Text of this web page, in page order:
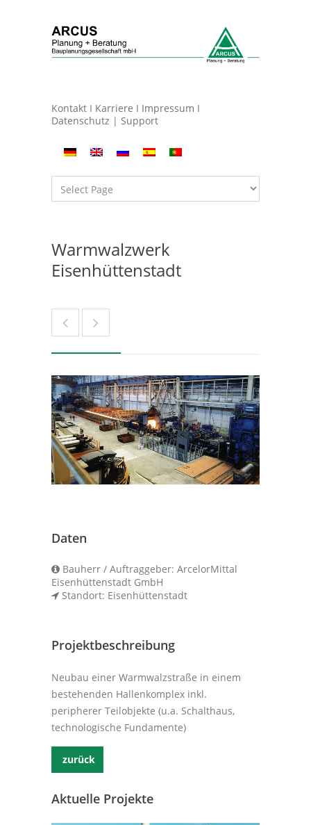
Kontakt I Karriere I Impressum I
Datenschutz | Support
Warmwalzwerk
Eisenhüttenstadt
Daten
Bauherr / Auftraggeber: ArcelorMittal
Eisenhüttenstadt GmbH
Standort: Eisenhüttenstadt
Projektbeschreibung
Neubau einer Warmwalzstraße in einem
bestehenden Hallenkomplex inkl.
peripherer Teilobjekte (u.a. Schalthaus,
technologische Fundamente)
zurück
Aktuelle Projekte